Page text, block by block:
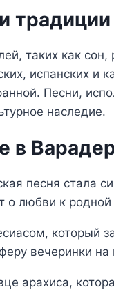
традиции
таких как
испанских и
Песни,
наследие.
в
песня стала
о любви к
который
вечеринки
арахиса,